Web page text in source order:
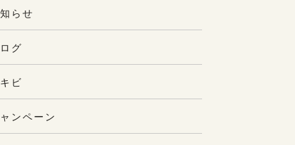
らせ
グ
ンペーン
ビ